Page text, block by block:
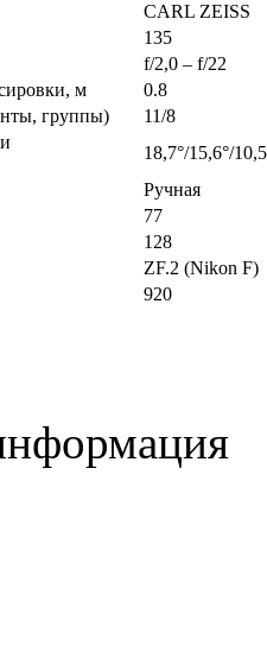
CARL ZEISS
135
f/2,0 – f/22
м
0.8
группы)
11/8
18,7°/15,6°/
Ручная
77
128
ZF.2 (Nikon F)
920